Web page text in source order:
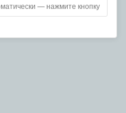
— нажмите кнопку